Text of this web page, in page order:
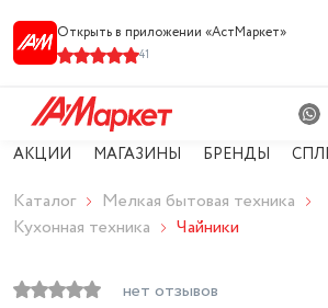
Открыть в приложении «АстМарке‪т‬»
41
АКЦИИ МАГАЗИНЫ БРЕНДЫ
Каталог
Мелкая бытовая техника
Кухонная техника
Чайники
нет отзывов